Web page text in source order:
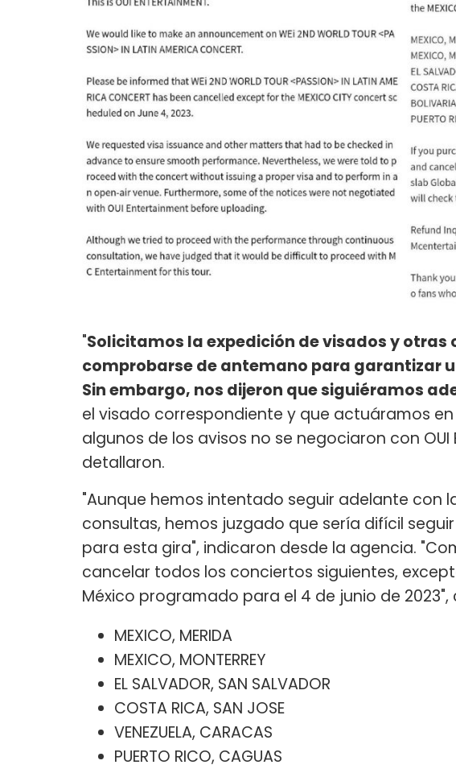
"Solicitamos la expedición de visados y otras
comprobarse de antemano para garantizar
Sin embargo, nos dijeron que siguiéramos
el visado correspondiente y que actuáramos
algunos de los avisos no se negociaron con
detallaron.
"Aunque hemos intentado seguir adelante con
consultas, hemos juzgado que sería difícil
para esta gira", indicaron desde la agencia.
cancelar todos los conciertos siguientes,
México programado para el 4 de junio de 2023",
MEXICO, MERIDA
MEXICO, MONTERREY
EL SALVADOR, SAN SALVADOR
COSTA RICA, SAN JOSE
VENEZUELA, CARACAS
PUERTO RICO, CAGUAS